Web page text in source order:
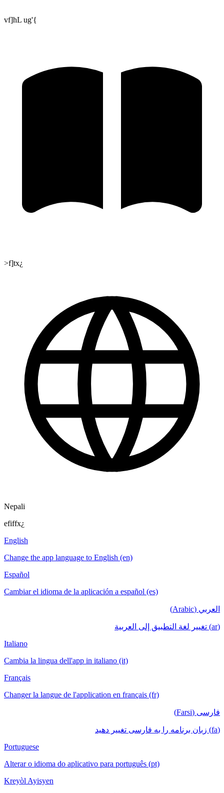
vf]hL ug'{
>f]tx¿
Nepali
efiffx¿
English
Change the app language to English (en)
Español
Cambiar el idioma de la aplicación a español (es)
العربي (Arabic)
(ar) تغيير لغة التطبيق إلى العربية
Italiano
Cambia la lingua dell'app in italiano (it)
Français
Changer la langue de l'application en français (fr)
فارسی (Farsi)
(fa) زبان برنامه را به فارسی تغییر دهید
Portuguese
Alterar o idioma do aplicativo para português (pt)
Kreyòl Ayisyen